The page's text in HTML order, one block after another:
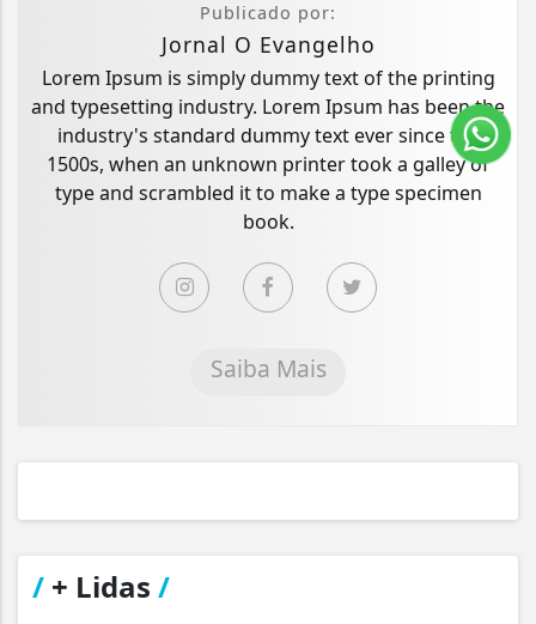
Publicado por:
Jornal O Evangelho
Lorem Ipsum is simply dummy text of the printing
and typesetting industry. Lorem Ipsum has been the
industry's standard dummy text ever since the
1500s, when an unknown printer took a galley of
type and scrambled it to make a type specimen
book.
Saiba Mais
/ + Lidas /